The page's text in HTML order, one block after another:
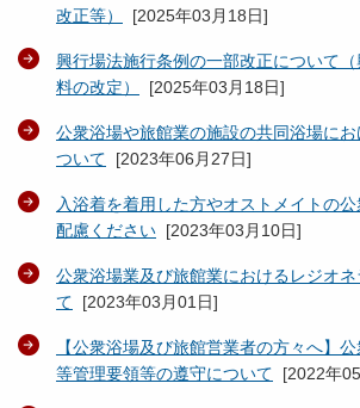
改正等）
[2025年03月18日]
興行場法施行条例の一部改正について
料の改定）
[2025年03月18日]
公衆浴場や旅館業の施設の共同浴場に
ついて [2023年06月27日]
入浴着を着用した方やオストメイトの
配慮ください [2023年03月10日]
公衆浴場業及び旅館業におけるレジオ
て [2023年03月01日]
【公衆浴場及び旅館営業者の方々へ】
等管理要領等の遵守について [2022年